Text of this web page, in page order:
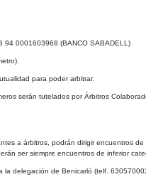
94 0001603968 (BANCO SABADELL)
para poder arbitrar.
serán tutelados por Árbitros
a árbitros, podrán dirigir encuentros
ser siempre encuentros de inferior
la delegación de Benicarló (telf.